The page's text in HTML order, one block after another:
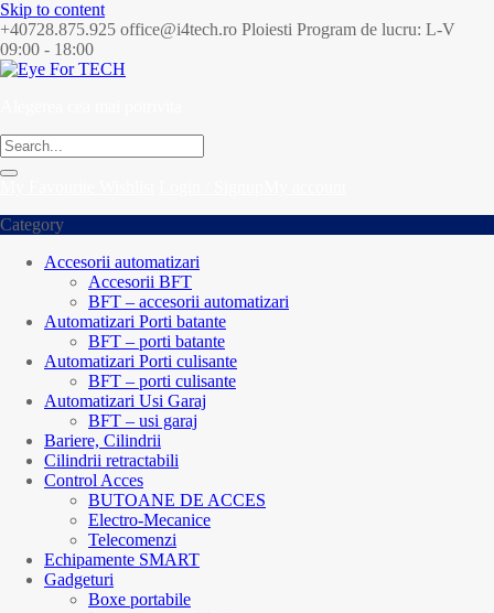
Skip to content
+40728.875.925 office@i4tech.ro Ploiesti Program de lucru: L-V
09:00 - 18:00
Category
Accesorii automatizari
Accesorii BFT
BFT – accesorii automatizari
Automatizari Porti batante
BFT – porti batante
Automatizari Porti culisante
BFT – porti culisante
Automatizari Usi Garaj
BFT – usi garaj
Bariere, Cilindrii
Cilindrii retractabili
Control Acces
BUTOANE DE ACCES
Electro-Mecanice
Telecomenzi
Echipamente SMART
Gadgeturi
Boxe portabile